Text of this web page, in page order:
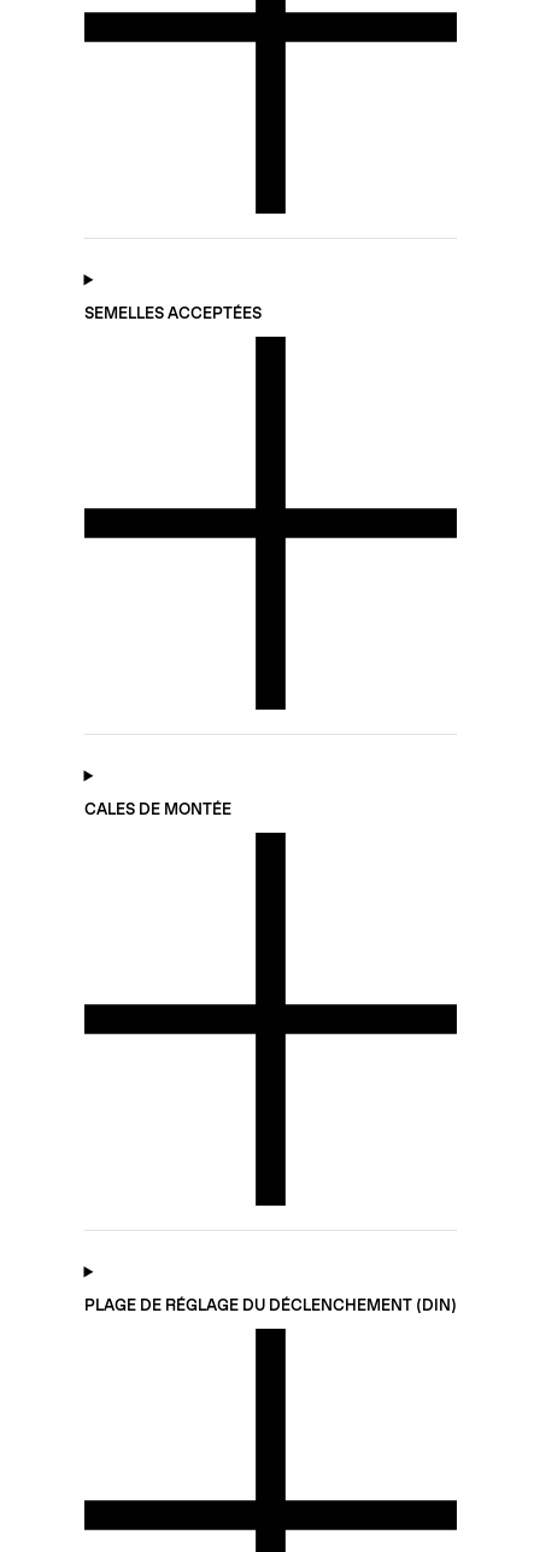
SEMELLES ACCEPTÉES
CALES DE MONTÉE
PLAGE DE RÉGLAGE DU DÉCLENCHEMENT (DIN)